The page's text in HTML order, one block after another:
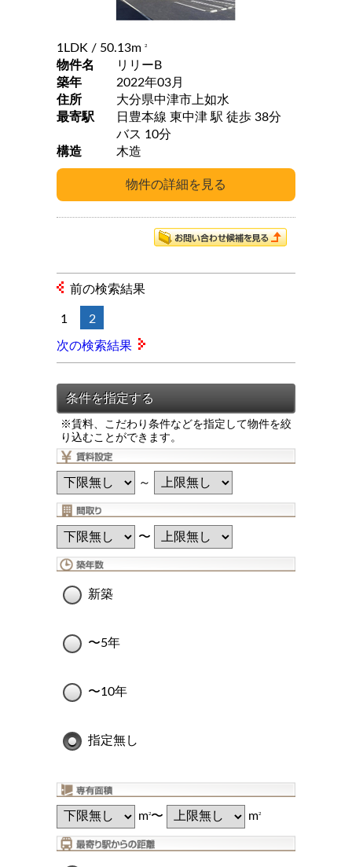
※賃料、こだわり条件などを指定して物件を絞
り込むことができます。
～
〜
新築
〜5年
〜10年
指定無し
m2〜 m2
1LDK / 50.13m 2
物件名
リリーB
築年
2022年03月
住所
大分県中津市上如水
最寄駅
日豊本線 東中津 駅 徒歩 38分
バス 10分
構造
木造
前の検索結果
1 2
次の検索結果